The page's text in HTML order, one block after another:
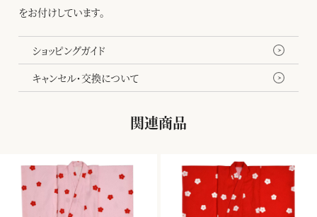
をお付けしています。
ショッピングガイド
キャンセル・交換について
関連商品